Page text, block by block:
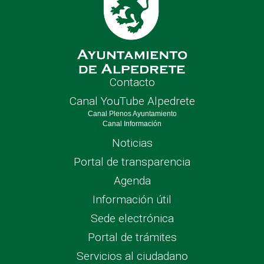
Contacto
Canal YouTube Alpedrete
Canal Plenos Ayuntamiento
Canal Información
Noticias
Portal de transparencia
Agenda
Información útil
Sede electrónica
Portal de trámites
Servicios al ciudadano